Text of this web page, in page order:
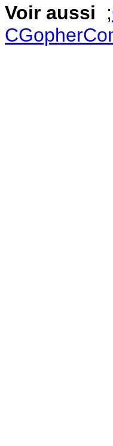
Voir aussi ;